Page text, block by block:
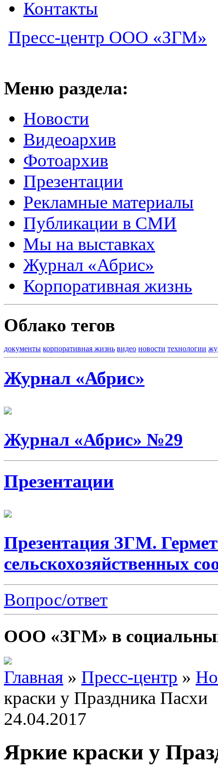
Контакты
Пресс-центр ООО «ЗГМ»
Меню раздела:
Новости
Видеоархив
Фотоархив
Презентации
Рекламные материалы
Публикации в СМИ
Мы на выставках
Журнал «Абрис»
Корпоративная жизнь
Облако тегов
документы корпоративная жизнь видео новости технологии
Журнал «Абрис»
Журнал «Абрис» №29
Презентации
Презентация ЗГМ.
сельскохозяйственных
Вопрос/ответ
ООО «ЗГМ» в
Главная » Пресс-центр »
краски у Праздника Пасхи
24.04.2017
Яркие краски у